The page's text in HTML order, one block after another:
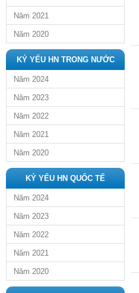
Năm 2021
Năm 2020
KỶ YẾU HN TRONG NƯỚC
Năm 2024
Năm 2023
Năm 2022
Năm 2021
Năm 2020
KỶ YẾU HN QUỐC TẾ
Năm 2024
Năm 2023
Năm 2022
Năm 2021
Năm 2020